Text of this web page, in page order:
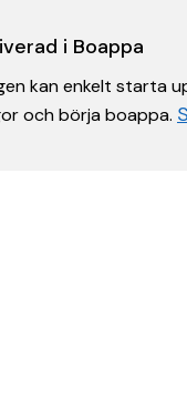
i Boappa
kan enkelt starta
och börja boappa.